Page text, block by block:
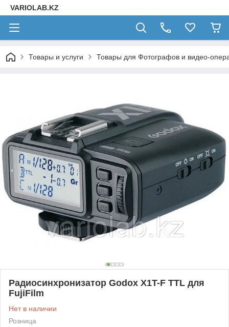
VARIOLAB.KZ
Товары и услуги Товары для Фотографов и видео-
Радиосинхронизатор Godox X1T-F TTL для
FujiFilm
Нет в наличии
Розница